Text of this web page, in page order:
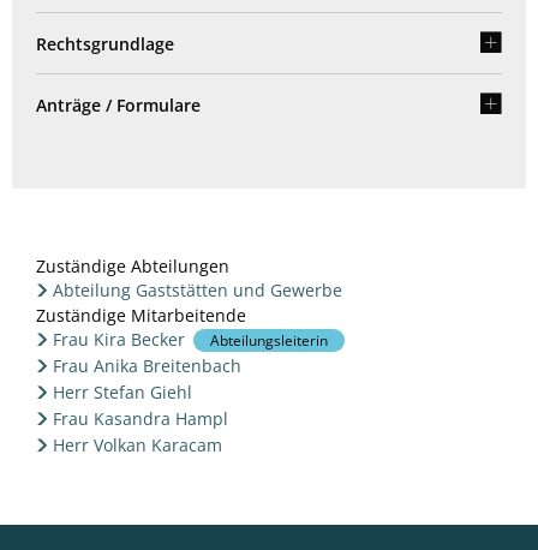
Rechtsgrundlage
Anträge / Formulare
Zuständige Abteilungen
Abteilung Gaststätten und Gewerbe
Zuständige Mitarbeitende
Frau Kira Becker
Abteilungsleiterin
Frau Anika Breitenbach
Herr Stefan Giehl
Frau Kasandra Hampl
Herr Volkan Karacam